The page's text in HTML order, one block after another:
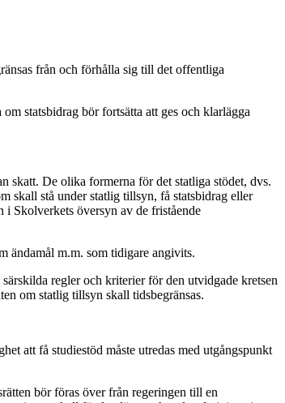
från och förhålla sig till det offentliga
statsbidrag bör fortsätta att ges och klarlägga
skatt. De olika formerna för det statliga stödet, dvs.
skall stå under statlig tillsyn, få statsbidrag eller
i Skolverkets översyn av de fristående
ändamål m.m. som tidigare angivits.
regler och kriterier för den utvidgade kretsen
om statlig tillsyn skall tidsbegränsas.
att få studiestöd måste utredas med utgångspunkt
bör föras över från regeringen till en